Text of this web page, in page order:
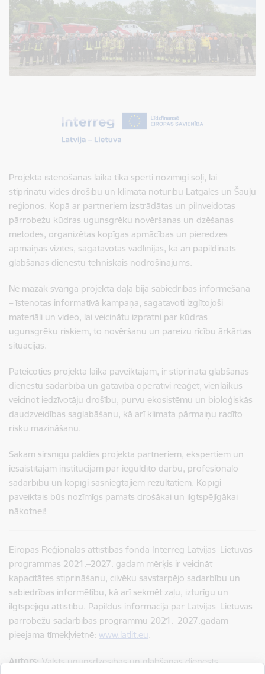
Projekta īstenošanas laikā tika sperti nozīmīgi soļi, lai
stiprinātu vides drošību un klimata noturību Latgales un Šauļu
reģionos. Kopā ar partneriem izstrādātas un pilnveidotas
pārrobežu kūdras ugunsgrēku novēršanas un dzēšanas
metodes, organizētas kopīgas apmācības un pieredzes
apmaiņas vizītes, sagatavotas vadlīnijas, kā arī papildināts
glābšanas dienestu tehniskais nodrošinājums.
Ne mazāk svarīga projekta daļa bija sabiedrības informēšana
– īstenotas informatīvā kampaņa, sagatavoti izglītojoši
materiāli un video, lai veicinātu izpratni par kūdras
ugunsgrēku riskiem, to novēršanu un pareizu rīcību ārkārtas
situācijās.
Pateicoties projekta laikā paveiktajam, ir stiprināta glābšanas
dienestu sadarbība un gatavība operatīvi reaģēt, vienlaikus
veicinot iedzīvotāju drošību, purvu ekosistēmu un bioloģiskās
daudzveidības saglabāšanu, kā arī klimata pārmaiņu radīto
risku mazināšanu.
Sakām sirsnīgu paldies projekta partneriem, ekspertiem un
iesaistītajām institūcijām par ieguldīto darbu, profesionālo
sadarbību un kopīgi sasniegtajiem rezultātiem. Kopīgi
paveiktais būs nozīmīgs pamats drošākai un ilgtspējīgākai
nākotnei!
Eiropas Reģionālās attīstības fonda Interreg Latvijas–Lietuvas
programmas 2021.–2027. gadam mērķis ir veicināt
kapacitātes stiprināšanu, cilvēku savstarpējo sadarbību un
sabiedrības informētību, kā arī sekmēt zaļu, izturīgu un
ilgtspējīgu attīstību. Papildus informācija par Latvijas–Lietuvas
pārrobežu sadarbības programmu 2021.–2027.gadam
pieejama tīmekļvietnē: www.latlit.eu .
Autors: Valsts ugunsdzēsības un glābšanas dienests